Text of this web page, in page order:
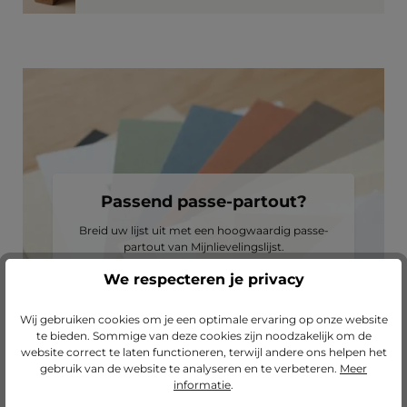
Passend passe-partout?
Breid uw lijst uit met een hoogwaardig passe-
partout van Mijnlievelingslijst.
We respecteren je privacy
Wij gebruiken cookies om je een optimale ervaring op onze website
te bieden. Sommige van deze cookies zijn noodzakelijk om de
website correct te laten functioneren, terwijl andere ons helpen het
gebruik van de website te analyseren en te verbeteren. Meer
informatie.